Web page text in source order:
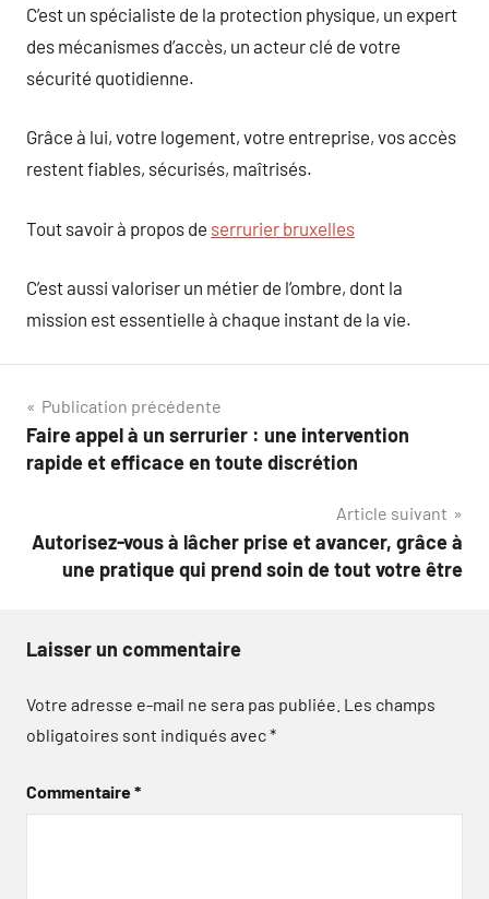
C’est un spécialiste de la protection physique, un expert
des mécanismes d’accès, un acteur clé de votre
sécurité quotidienne.
Grâce à lui, votre logement, votre entreprise, vos accès
restent fiables, sécurisés, maîtrisés.
Tout savoir à propos de serrurier bruxelles
C’est aussi valoriser un métier de l’ombre, dont la
mission est essentielle à chaque instant de la vie.
Navigation
de
Publication précédente
Faire appel à un serrurier : une intervention
rapide et efficace en toute discrétion
Article suivant
Autorisez-vous à lâcher prise et avancer, grâce à
une pratique qui prend soin de tout votre être
Laisser un commentaire
Votre adresse e-mail ne sera pas publiée. Les champs
obligatoires sont indiqués avec*
Commentaire*